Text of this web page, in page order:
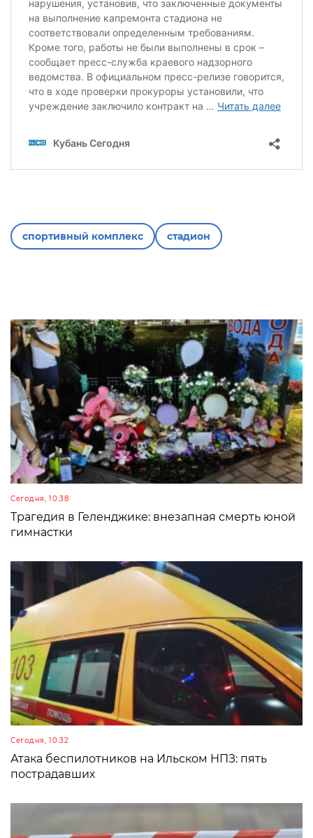
спортивный комплекс стадион
Сегодня, 10:38
Трагедия в Геленджике: внезапная смерть юной
гимнастки
Сегодня, 10:32
Атака беспилотников на Ильском НПЗ: пять
пострадавших